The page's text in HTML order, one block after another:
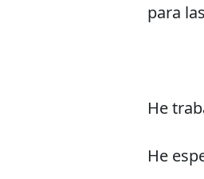
para
He
He